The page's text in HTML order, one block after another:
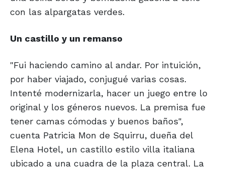
con las alpargatas verdes.
Un castillo y un remanso
"Fui haciendo camino al andar. Por intuición,
por haber viajado, conjugué varias cosas.
Intenté modernizarla, hacer un juego entre lo
original y los géneros nuevos. La premisa fue
tener camas cómodas y buenos baños",
cuenta Patricia Mon de Squirru, dueña del
Elena Hotel, un castillo estilo villa italiana
ubicado a una cuadra de la plaza central. La